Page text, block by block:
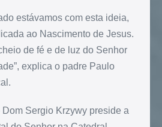
estávamos com esta ideia,
ao Nascimento de Jesus.
de fé e de luz do Senhor
explica o padre Paulo
Sergio Krzywy preside a